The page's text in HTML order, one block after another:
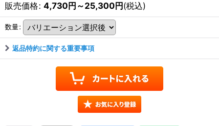
販売価格: 4,730円～25,300円(税込)
数量:
返品特約に関する重要事項